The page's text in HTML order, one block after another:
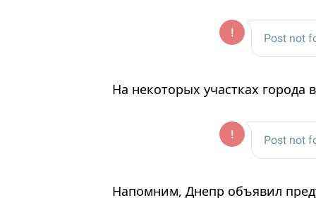
На некоторых участках
Напомним, Днепр объявил